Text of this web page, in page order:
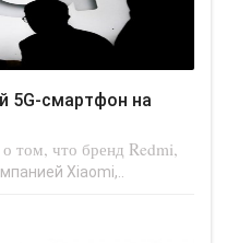
том, что бренд Redmi,
Xiaomi,..